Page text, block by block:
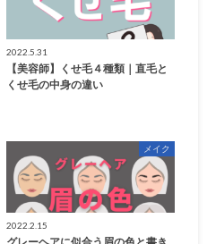
2022.5.31
【美容師】くせ毛４種類｜直毛と
くせ毛の中身の違い
メイク
2022.2.15